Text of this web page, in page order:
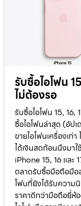
รับซื้อไอโฟน
ไม่ต้องรอ
รับซื้อไอโฟน 15,
ซื้อไอโฟนล่าสุด (อั
ขายไอโฟนเครื่องเก่
ได้เงินสดก้อนนึงมา
iPhone 15, 16 และ
ตลาดรับซื้อมือถือมือ
โฟนที่ยังได้รับความ
ราคาดีกว่ามือถือยี่ห้